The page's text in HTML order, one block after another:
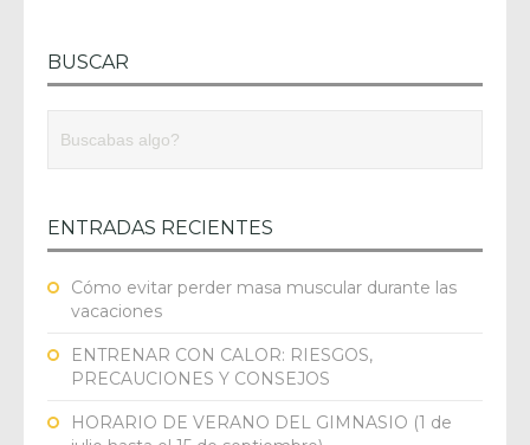
BUSCAR
ENTRADAS RECIENTES
Cómo evitar perder masa muscular durante las
vacaciones
ENTRENAR CON CALOR: RIESGOS,
PRECAUCIONES Y CONSEJOS
HORARIO DE VERANO DEL GIMNASIO (1 de